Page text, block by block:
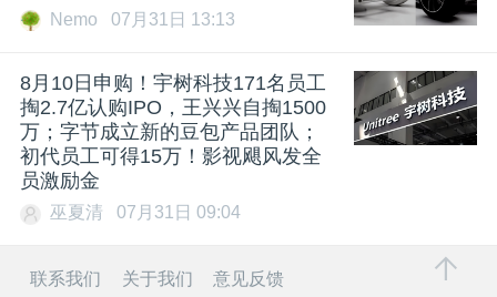
Nemo 07月31日 13:13
8月10日申购！宇树科技171名员工
掏2.7亿认购IPO，王兴兴自掏1500
万；字节成立新的豆包产品团队；
初代员工可得15万！影视飓风发全
员激励金
巫夏清 07月31日 09:04
联系我们 关于我们 意见反馈